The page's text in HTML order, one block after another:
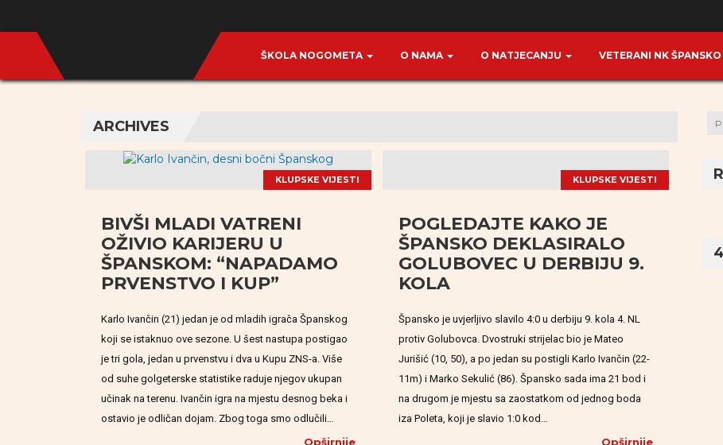
ŠKOLA NOGOMETA O NAMA O NATJECANJU VETERANI NK ŠPANSKO
ARCHIVES
KLUPSKE VIJESTI
BIVŠI MLADI VATRENI
OŽIVIO KARIJERU U
ŠPANSKOM: “NAPADAMO
PRVENSTVO I KUP”
Karlo Ivančin (21) jedan je od mladih igrača Španskog
koji se istaknuo ove sezone. U šest nastupa postigao
je tri gola, jedan u prvenstvu i dva u Kupu ZNS-a. Više
od suhe golgeterske statistike raduje njegov ukupan
učinak na terenu. Ivančin igra na mjestu desnog beka i
ostavio je odličan dojam. Zbog toga smo odlučili…
Opširnije
KLUPSKE VIJESTI
POGLEDAJTE KAKO JE
ŠPANSKO DEKLASIRALO
GOLUBOVEC U DERBIJU 9.
KOLA
Špansko je uvjerljivo slavilo 4:0 u derbiju 9. kola 4. NL
protiv Golubovca. Dvostruki strijelac bio je Mateo
Jurišić (10, 50), a po jedan su postigli Karlo Ivančin (22-
11m) i Marko Sekulić (86). Špansko sada ima 21 bod i
na drugom je mjestu sa zaostatkom od jednog boda
iza Poleta, koji je slavio 1:0 kod…
Opširnije